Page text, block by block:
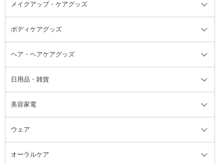
リムーバー・除光液
フレグランスミスト
その他香水・ヘアフレグランス
入浴剤・浴用料・バスソルト全て
バスソルト
メイクアップ・ケアグッズ
メイクアップ・ケアグッズ全て
コットン・綿棒
洗顔グッズ
ブラシ・チップ
ツィザー・毛抜き
カミソリ
ボディケアグッズ
ボディケアグッズ全て
マッサージ・ボディケアグッズ
かかと・角質ケアグッズ
絆創膏
ヘア・ヘアケアグッズ
ヘア・ヘアケアグッズ全て
ヘアゴム
ヘアバンド
ヘッドマッサージブラシ
日用品・雑貨
日用品・雑貨全て
柔軟剤
ルームフレグランス・ディフュー
ザー
美容家電
美容家電全て
ボディケア美容家電
ウェア
ウェア全て
オーラルケア